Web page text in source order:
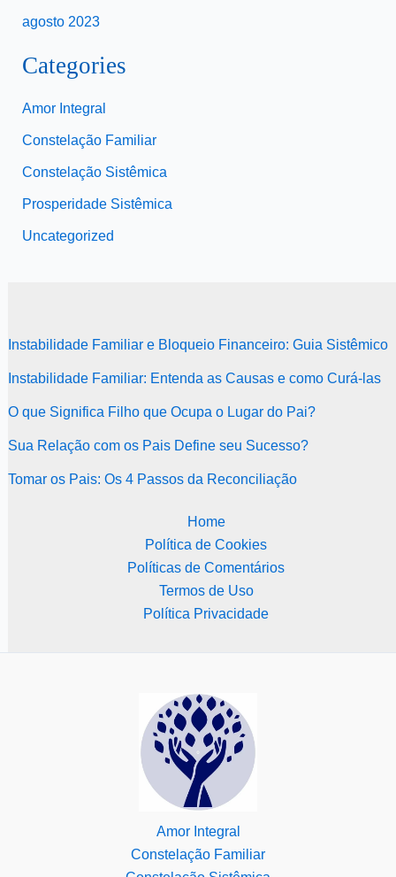
agosto 2023
Categories
Amor Integral
Constelação Familiar
Constelação Sistêmica
Prosperidade Sistêmica
Uncategorized
Instabilidade Familiar e Bloqueio Financeiro: Guia Sistêmico
Instabilidade Familiar: Entenda as Causas e como Curá-las
O que Significa Filho que Ocupa o Lugar do Pai?
Sua Relação com os Pais Define seu Sucesso?
Tomar os Pais: Os 4 Passos da Reconciliação
Home
Política de Cookies
Políticas de Comentários
Termos de Uso
Política Privacidade
Amor Integral
Constelação Familiar